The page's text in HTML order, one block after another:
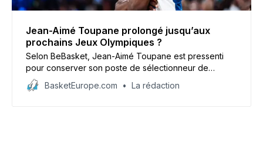
Jean-Aimé Toupane prolongé jusqu’aux
prochains Jeux Olympiques ?
Selon BeBasket, Jean-Aimé Toupane est pressenti
pour conserver son poste de sélectionneur de
l’équipe de France féminine jusqu’aux Jeux
Olympiques de Los Angeles en 2028.
BasketEurope.com La rédaction